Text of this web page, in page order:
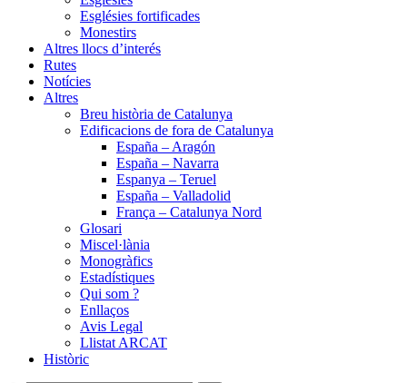
Esglésies fortificades
Monestirs
Altres llocs d’interés
Rutes
Notícies
Altres
Breu història de Catalunya
Edificacions de fora de Catalunya
España – Aragón
España – Navarra
Espanya – Teruel
España – Valladolid
França – Catalunya Nord
Glosari
Miscel·lània
Monogràfics
Estadístiques
Qui som ?
Enllaços
Avis Legal
Llistat ARCAT
Històric